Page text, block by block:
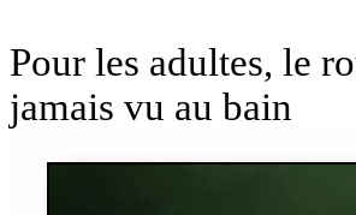
Pour les adultes, le
jamais vu au bain